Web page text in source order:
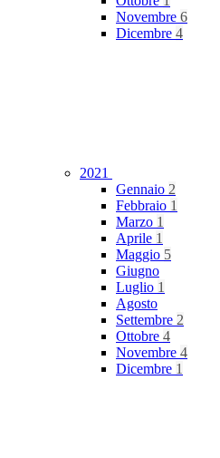
Novembre 6
Dicembre 4
2021
Gennaio 2
Febbraio 1
Marzo 1
Aprile 1
Maggio 5
Giugno
Luglio 1
Agosto
Settembre 2
Ottobre 4
Novembre 4
Dicembre 1